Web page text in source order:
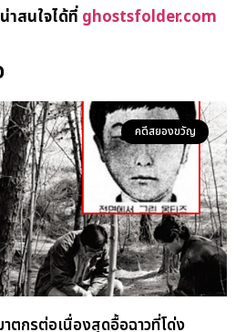
ฎีสมคบคิดที่ยังไม่สามารถยืนยันรูป
าสนใจได้ที่ ghostsfolder.com
คดีสยองขวัญ